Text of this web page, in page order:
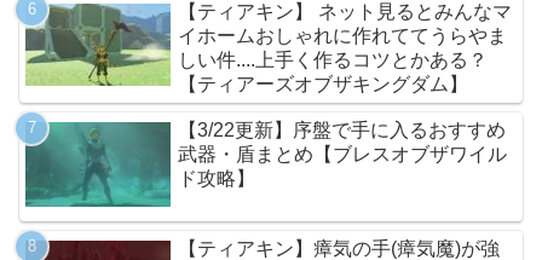
【ティアキン】 ネット見るとみんなマ
イホームおしゃれに作れててうらやま
しい件....上手く作るコツとかある？
【ティアーズオブザキングダム】
【3/22更新】序盤で手に入るおすすめ
武器・盾まとめ【ブレスオブザワイル
ド攻略】
【ティアキン】瘴気の手(瘴気魔)が強